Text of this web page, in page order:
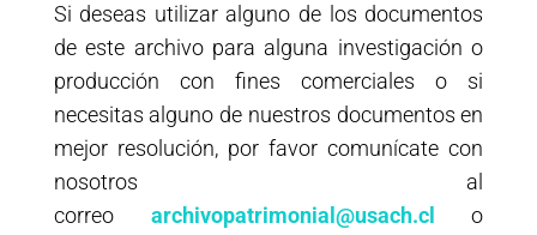
Si deseas utilizar alguno de los documentos
de este archivo para alguna investigación o
producción con fines comerciales o si
necesitas alguno de nuestros documentos en
mejor resolución, por favor comunícate con
nosotros al
correo archivopatrimonial@usach.cl
o